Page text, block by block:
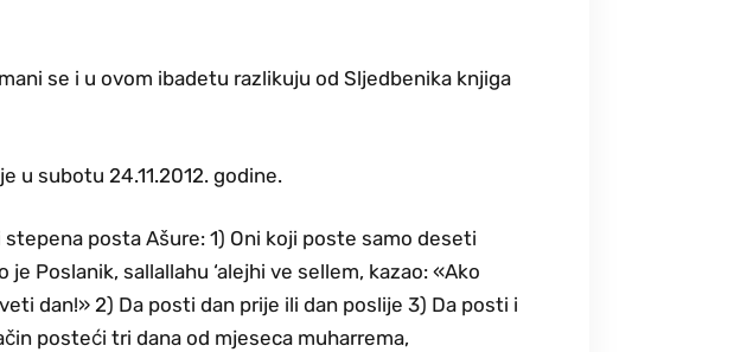
se i u ovom ibadetu razlikuju od Sljedbenika knjiga
u subotu 24.11.2012. godine.
posta Ašure: 1) Oni koji poste samo deseti
Poslanik, sallallahu ‘alejhi ve sellem, kazao: «Ako
dan!» 2) Da posti dan prije ili dan poslije 3) Da posti i
posteći tri dana od mjeseca muharrema,